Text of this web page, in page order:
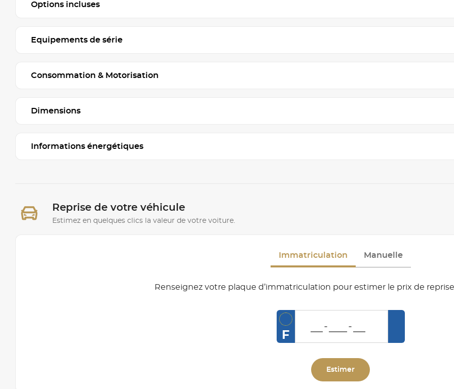
Options incluses
Equipements de série
Consommation & Motorisation
Dimensions
Informations énergétiques
Reprise de votre véhicule
Estimez en quelques clics la valeur de votre voiture.
Immatriculation Manuelle
Renseignez votre plaque d’immatriculation pour estimer le prix de
F
Estimer